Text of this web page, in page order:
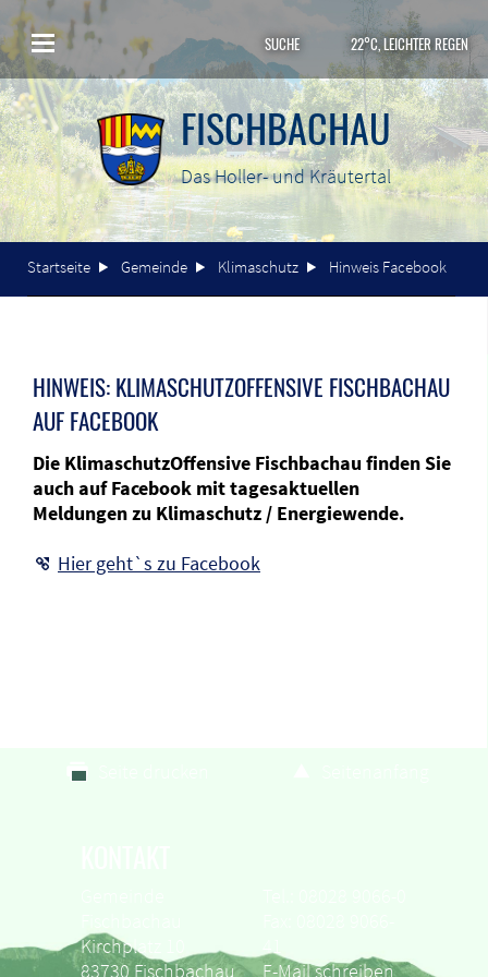
FISCHBACHAU
Das Holler- und Kräutertal
Startseite Gemeinde Klimaschutz Hinweis Facebook
SUCHE 22°C, LEICHTER REGEN
HINWEIS: KLIMASCHUTZOFFENSIVE FISCHBACHAU
AUF FACEBOOK
Die KlimaschutzOffensive Fischbachau finden Sie
auch auf Facebook mit tagesaktuellen
Meldungen zu Klimaschutz / Energiewende.
Hier geht`s zu Facebook
Kirchplatz 10
83730 Fischbachau
41
E-Mail schreiben